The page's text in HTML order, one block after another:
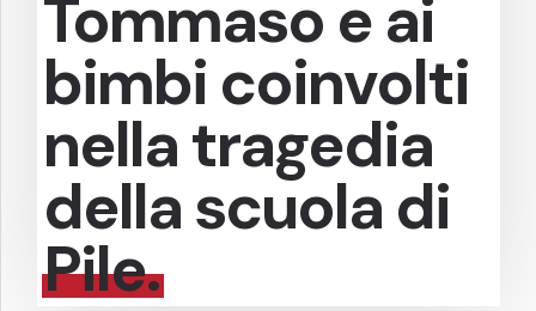
Tommaso e ai
bimbi coinvolti
nella tragedia
della scuola di
Pile.